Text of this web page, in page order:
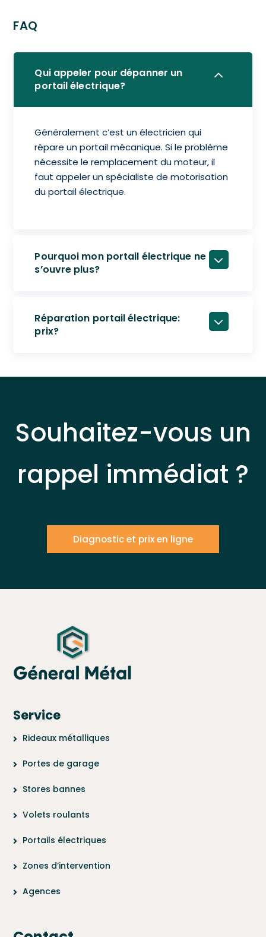
FAQ
Qui appeler pour dépanner un
portail électrique?
Généralement c’est un électricien qui
répare un portail mécanique. Si le problème
nécessite le remplacement du moteur, il
faut appeler un spécialiste de motorisation
du portail électrique.
Pourquoi mon portail électrique ne
s’ouvre plus?
Réparation portail électrique:
prix?
Souhaitez-vous un
rappel immédiat ?
Diagnostic et prix en ligne
Service
Rideaux métalliques
Portes de garage
Stores bannes
Volets roulants
Portails électriques
Zones d’intervention
Agences